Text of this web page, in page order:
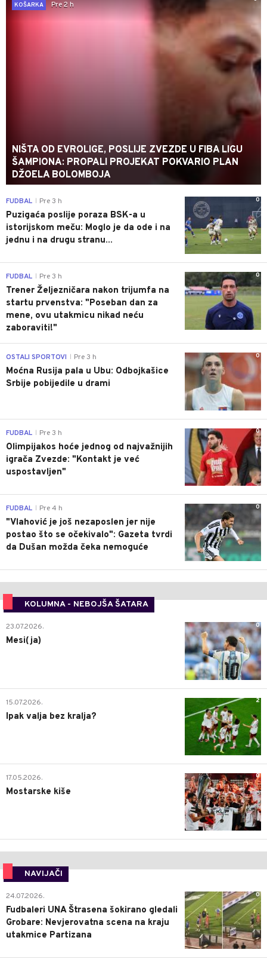
KOŠARKA
Pre 2 h
NIŠTA OD EVROLIGE, POSLIJE ZVEZDE U FIBA LIGU
ŠAMPIONA: PROPALI PROJEKAT POKVARIO PLAN
DŽOELA BOLOMBOJA
0
FUDBAL Pre 3 h
Puzigaća poslije poraza BSK-a u
istorijskom meču: Moglo je da ode i na
jednu i na drugu stranu...
0
FUDBAL Pre 3 h
Trener Željezničara nakon trijumfa na
startu prvenstva: "Poseban dan za
mene, ovu utakmicu nikad neću
zaboraviti!"
0
OSTALI SPORTOVI Pre 3 h
Moćna Rusija pala u Ubu: Odbojkašice
Srbije pobijedile u drami
0
FUDBAL Pre 3 h
Olimpijakos hoće jednog od najvažnijih
igrača Zvezde: "Kontakt je već
uspostavljen"
0
FUDBAL Pre 4 h
"Vlahović je još nezaposlen jer nije
postao što se očekivalo": Gazeta tvrdi
da Dušan možda čeka nemoguće
KOLUMNA - NEBOJŠA ŠATARA
0
23.07.2026.
Mesi(ja)
2
15.07.2026.
Ipak valja bez kralja?
0
17.05.2026.
Mostarske kiše
NAVIJAČI
0
24.07.2026.
Fudbaleri UNA Štrasena šokirano gledali
Grobare: Nevjerovatna scena na kraju
utakmice Partizana